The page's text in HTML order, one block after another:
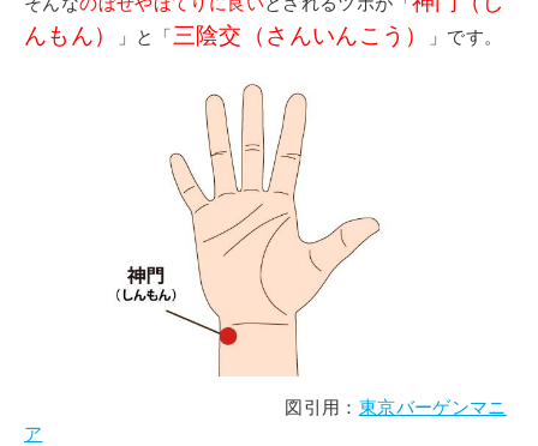
んもん）
」と「三陰交（さんいんこう） 」です。
図引用： 東京バーゲンマニ
ア